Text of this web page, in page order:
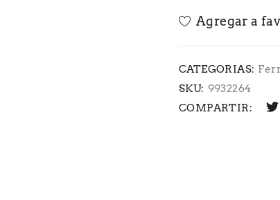
CATEGORIAS:
SKU: 9932264
COMPARTIR: